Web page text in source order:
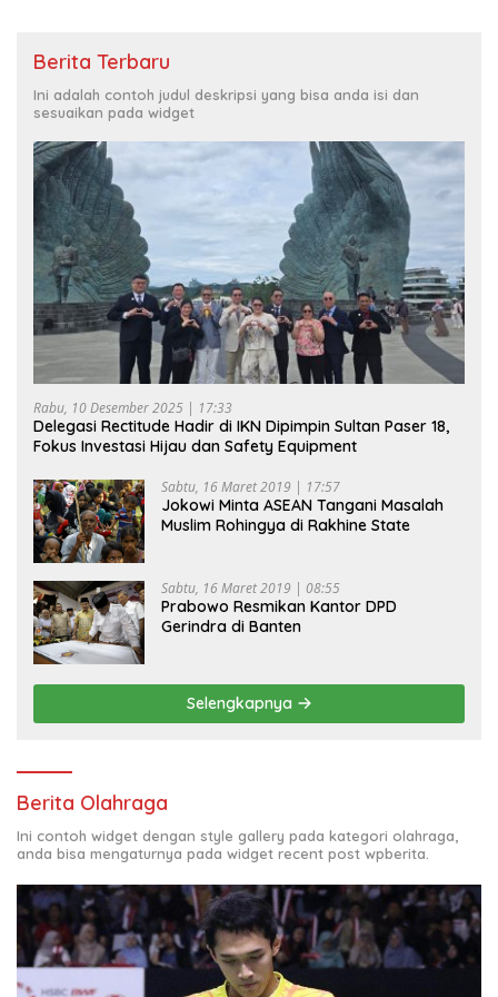
Berita Terbaru
Ini adalah contoh judul deskripsi yang bisa anda isi dan
sesuaikan pada widget
Rabu, 10 Desember 2025 | 17:33
Delegasi Rectitude Hadir di IKN Dipimpin Sultan Paser 18,
Fokus Investasi Hijau dan Safety Equipment
Sabtu, 16 Maret 2019 | 17:57
Jokowi Minta ASEAN Tangani Masalah
Muslim Rohingya di Rakhine State
Sabtu, 16 Maret 2019 | 08:55
Prabowo Resmikan Kantor DPD
Gerindra di Banten
Selengkapnya
Berita Olahraga
Ini contoh widget dengan style gallery pada kategori olahraga,
anda bisa mengaturnya pada widget recent post wpberita.